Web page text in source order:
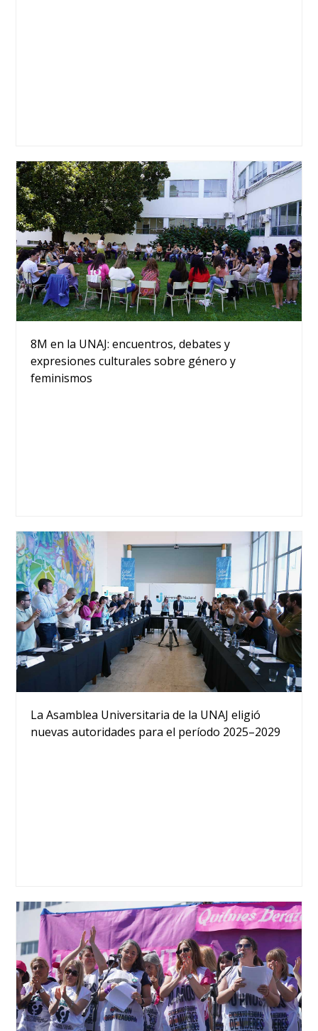
8M en la UNAJ: encuentros, debates y
expresiones culturales sobre género y
feminismos
La Asamblea Universitaria de la UNAJ eligió
nuevas autoridades para el período 2025–2029